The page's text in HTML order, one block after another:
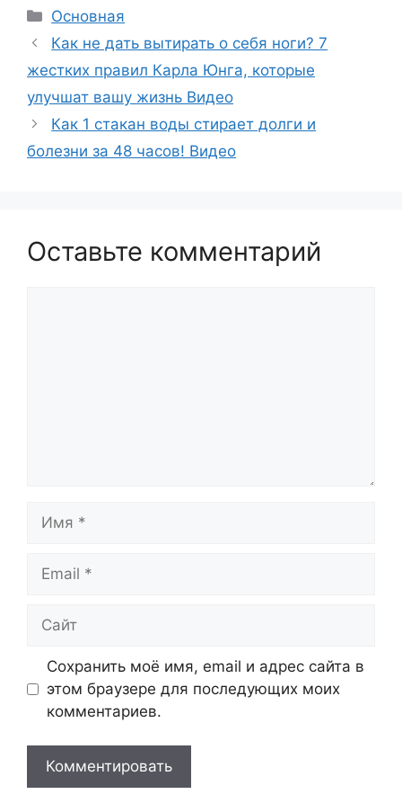
Рубрики
Основная
Как не дать вытирать о себя ноги? 7
жестких правил Карла Юнга, которые
улучшат вашу жизнь Видео
Как 1 стакан воды стирает долги и
болезни за 48 часов! Видео
Оставьте комментарий
Сохранить моё имя, email и адрес сайта в
этом браузере для последующих моих
комментариев.